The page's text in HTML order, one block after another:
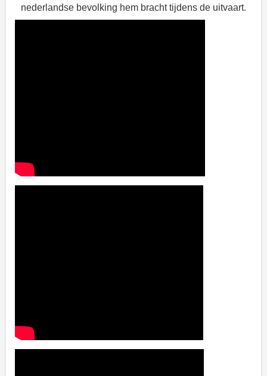
nederlandse bevolking hem bracht tijdens de uitvaart.